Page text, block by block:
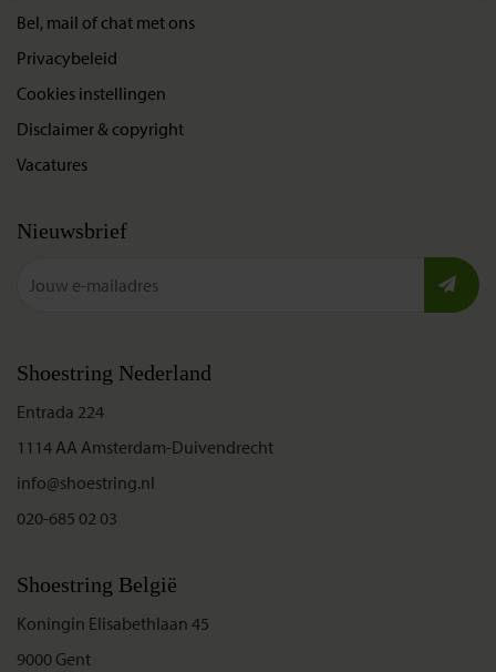
Bel, mail of chat met ons
Privacybeleid
Cookies instellingen
Disclaimer & copyright
Vacatures
Nieuwsbrief
Shoestring Nederland
Entrada 224
1114 AA Amsterdam-Duivendrecht
info@shoestring.nl
020-685 02 03
Shoestring België
Koningin Elisabethlaan 45
9000 Gent